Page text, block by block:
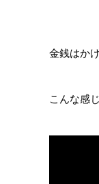
金銭はか
こんな感